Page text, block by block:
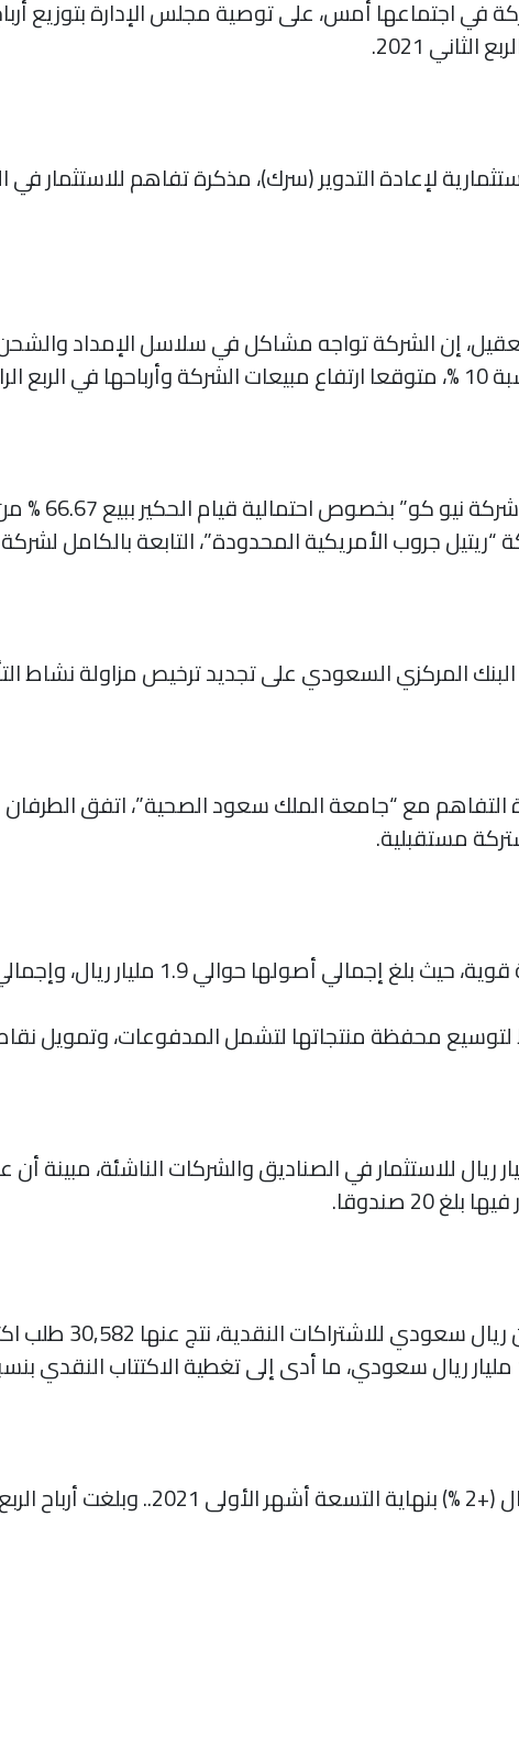
في اجتماعها أمس، على توصية مجلس الإدارة بتوزيع
لإعادة التدوير (سرك)، مذكرة تفاهم للاستثمار في
إن الشركة تواجه مشاكل في سلاسل الإمداد والشحن
وقعت الشركة
المركزي السعودي على تجديد ترخيص مزاولة نشاط
التفاهم مع “جامعة الملك سعود الصحية”، اتفق
مستقبلية.
الشركة عن التزامها بمبلغ 1.1 مليار ريال للاستثمار في الصناديق والشركات
20 صندوقا.
قام الصندوق بطرح